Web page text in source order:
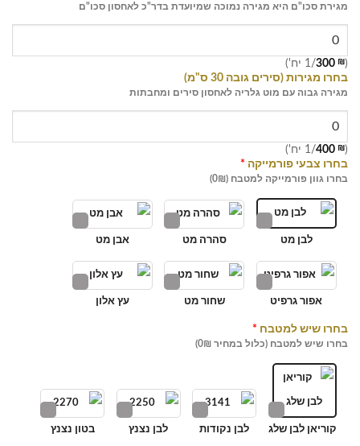
מגירת סכו"ם היא מגירה נמוכה שמיועדת בדר"כ לאחסון סכו"ם
(
300 ₪
/1 יח')
בחרו מגירות (סירים גובה 30 ס"מ)
מגירה גבוה עם מוט גלריה לאחסון סירים ומחבתות
(
400 ₪
/1 יח')
בחרו צבעי פורמייקה *
בחרו גוון פורמייקה למטבח (0₪)
לבן מט סהרה מט אבן מט
אפור גרפיט שחור מט עץ אלון
בחרו שיש למטבח *
בחרו שיש למטבח (כלול במחיר 0₪)
קוריאן לבן שלג לבן נקודות לבן נצנץ בטון נצנץ